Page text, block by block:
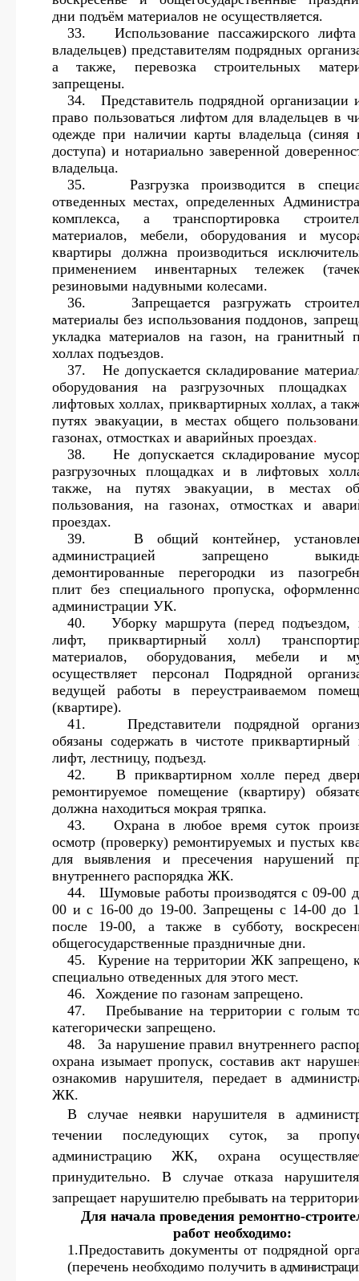
дни подъём материалов не осуществляется.
33.
Использование пассажирского
владельцев) представителям подрядных
а также, перевозка строительных
запрещены.
34.
Представитель подрядной организации
право пользоваться лифтом для владельцев в
одежде при наличии карты владельца (синяя
доступа) и нотариально заверенной
владельца.
35.
Разгрузка производится в
отведенных местах, определенных
комплекса, а транспортировка
материалов, мебели, оборудования и
квартиры должна производиться
применением инвентарных тележек
резиновыми надувными колесами.
36.
Запрещается разгружать
материалы без использования поддонов,
укладка материалов на газон, на гранитный
холлах подъездов.
37.
Не допускается складирование
оборудования на разгрузочных
лифтовых холлах, приквартирных холлах, а
путях эвакуации, в местах общего
газонах, отмостках и аварийных проездах.
38.
Не допускается складирование
разгрузочных площадках и в лифтовых
также, на путях эвакуации, в местах
пользования, на газонах, отмостках и
проездах.
39.
В общий контейнер,
администрацией запрещено
демонтированные перегородки из
плит без специального пропуска,
администрации УК.
40.
Уборку маршрута (перед подъездом,
лифт, приквартирный холл)
материалов, оборудования, мебели и
осуществляет персонал Подрядной
ведущей работы в переустраиваемом
(квартире).
41.
Представители подрядной
обязаны содержать в чистоте приквартирный
лифт, лестницу, подъезд.
42.
В приквартирном холле перед
ремонтируемое помещение (квартиру)
должна находиться мокрая тряпка.
43.
Охрана в любое время суток
осмотр (проверку) ремонтируемых и пустых
для выявления и пресечения нарушений
внутреннего распорядка ЖК.
44.
Шумовые работы производятся с 09-00
00 и с 16-00 до 19-00. Запрещены с 14-00 до
после 19-00, а также в субботу,
общегосударственные праздничные дни.
45.
Курение на территории ЖК запрещено,
специально отведенных для этого мест.
46.
Хождение по газонам запрещено.
47.
Пребывание на территории с голым
категорически запрещено.
48.
За нарушение правил внутреннего
охрана изымает пропуск, составив акт
ознакомив нарушителя, передает в
ЖК.
В случае неявки нарушителя в
течении последующих суток, за
администрацию ЖК, охрана
принудительно. В случае отказа
запрещает нарушителю пребывать на
Для начала проведения ремонтно-
работ необходимо:
1.Предоставить документы от подрядной
(перечень необходимо получить в